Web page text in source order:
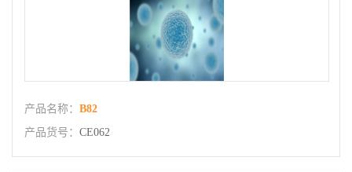
产品名称： B82
产品货号： CE062